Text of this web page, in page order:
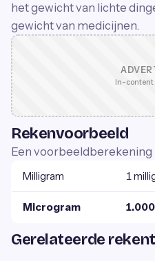
het gewicht van lichte
gewicht van medicijnen.
In-content
Rekenvoorbeeld
Een
Milligram 1
Microgram
Gerelateerde